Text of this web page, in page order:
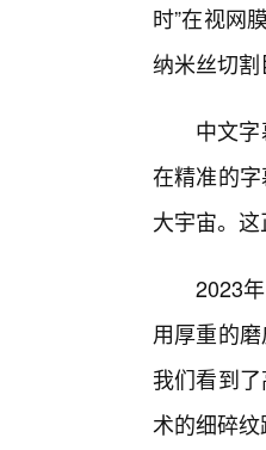
时”在视网
纳米丝切割
中文
在精准的
大宇宙。
2023
用厚重的
我们看到
术的细碎